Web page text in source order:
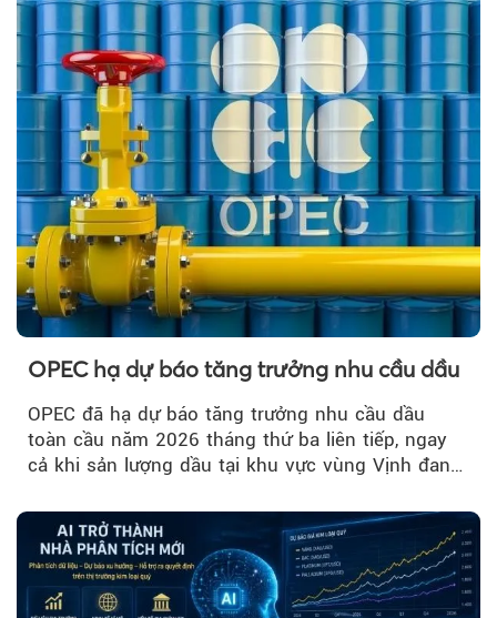
OPEC hạ dự báo tăng trưởng nhu cầu dầu
OPEC đã hạ dự báo tăng trưởng nhu cầu dầu
toàn cầu năm 2026 tháng thứ ba liên tiếp, ngay
cả khi sản lượng dầu tại khu vực vùng Vịnh đang